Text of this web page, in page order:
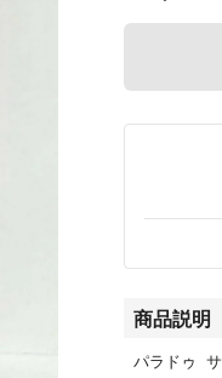
商品説明
パラドゥ